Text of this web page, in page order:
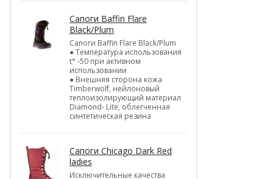
Cапоги Baffin Flare
Black/Plum
Cапоги Baffin Flare Black/Plum
● Температура использования
t° -50 при активном
использовании
● Внешняя сторона кожа
Timberwolf, нейлоновый
теплоизолирующий материал
Diamond- Lite, облегченная
синтетическая резина
Cапоги Chicago Dark Red
ladies
Исключительные качества